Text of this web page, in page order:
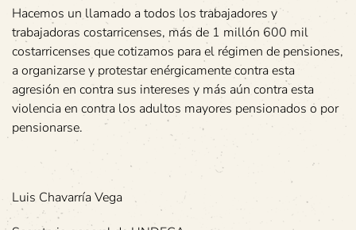
Hacemos un llamado a todos los trabajadores y
trabajadoras costarricenses, más de 1 millón 600 mil
costarricenses que cotizamos para el régimen de pensiones,
a organizarse y protestar enérgicamente contra esta
agresión en contra sus intereses y más aún contra esta
violencia en contra los adultos mayores pensionados o por
pensionarse.
Luis Chavarría Vega